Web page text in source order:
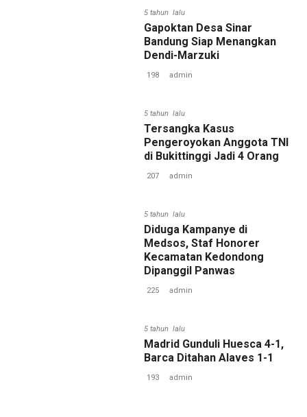
5 tahun lalu
Gapoktan Desa Sinar
Bandung Siap Menangkan
Dendi-Marzuki
198 admin
5 tahun lalu
Tersangka Kasus
Pengeroyokan Anggota TNI
di Bukittinggi Jadi 4 Orang
207 admin
5 tahun lalu
Diduga Kampanye di
Medsos, Staf Honorer
Kecamatan Kedondong
Dipanggil Panwas
225 admin
5 tahun lalu
Madrid Gunduli Huesca 4-1,
Barca Ditahan Alaves 1-1
193 admin